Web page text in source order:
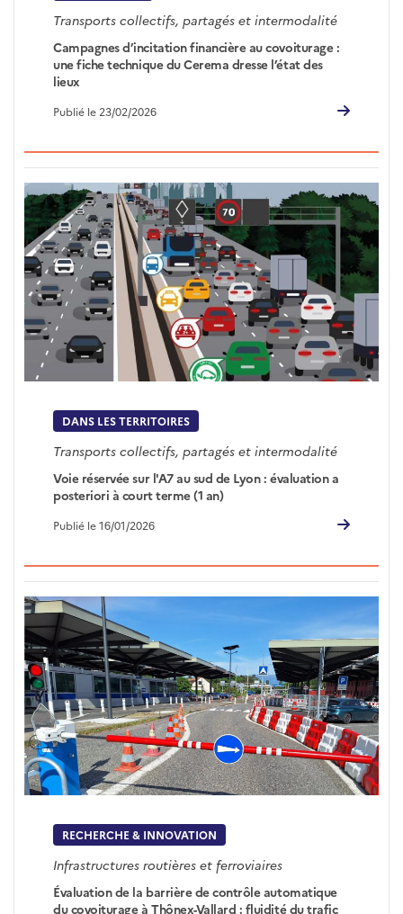
Transports collectifs, partagés et intermodalité
Campagnes d’incitation financière au covoiturage :
une fiche technique du Cerema dresse l’état des
lieux
Publié le 23/02/2026
DANS LES TERRITOIRES
Transports collectifs, partagés et intermodalité
Voie réservée sur l'A7 au sud de Lyon : évaluation a
posteriori à court terme (1 an)
Publié le 16/01/2026
RECHERCHE & INNOVATION
Infrastructures routières et ferroviaires
Évaluation de la barrière de contrôle automatique
du covoiturage à Thônex-Vallard : fluidité du trafic